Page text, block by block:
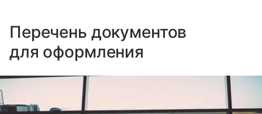
Перечень документов
для оформления